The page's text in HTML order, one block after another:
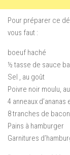
Pour préparer ce
vous faut :
boeuf haché
½ tasse de sauce
Sel , au goût
Poivre noir moulu,
4 anneaux
8 tranches de bacon
Pains à hamburger
Garnitures